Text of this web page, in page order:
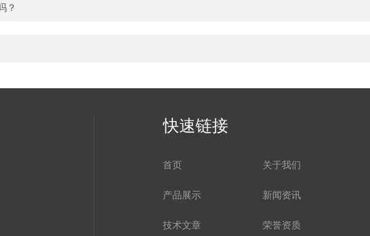
？
快速链接
首页 关于我们
产品展示 新闻资讯
技术文章 荣誉资质